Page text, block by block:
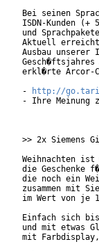
Bei seinen
ISDN-Kunden
und
Aktuell erreicht
Ausbau
erkl�rte
-
http://
- Ihre Meinung
>> 2x Siemens
Weihnachten
die Geschenke
die noch ein
zusammen mit
im Wert von je
Einfach sich bis
und mit etwas
mit